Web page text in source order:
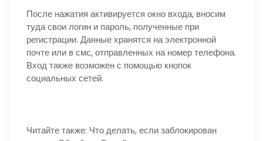
После нажатия активируется окно входа, вносим
туда свои логин и пароль, полученные при
регистрации. Данные хранятся на электронной
почте или в смс, отправленных на номер телефона.
Вход также возможен с помощью кнопок
социальных сетей.
Читайте также: Что делать, если заблокирован